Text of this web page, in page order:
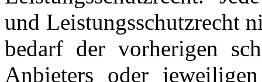
und Leistungsschutzrecht
bedarf der vorherigen
Anbieters oder